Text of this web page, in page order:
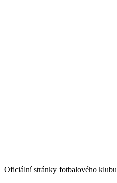
Oficiální stránky fotbalového klubu